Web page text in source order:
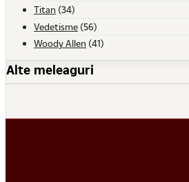
Titan (34)
Vedetisme (56)
Woody Allen (41)
Alte meleaguri